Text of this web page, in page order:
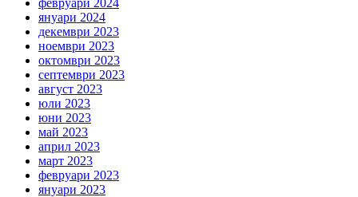
януари 2024
декември 2023
ноември 2023
октомври 2023
септември 2023
август 2023
юли 2023
юни 2023
май 2023
април 2023
март 2023
февруари 2023
януари 2023